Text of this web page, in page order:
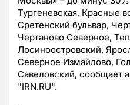
Тургеневская, Красные
Сретенский бульвар,
Чертаново Северное,
Лосиноостровский,
Северное Измайлово,
Савеловский, сообщает
"IRN.RU".